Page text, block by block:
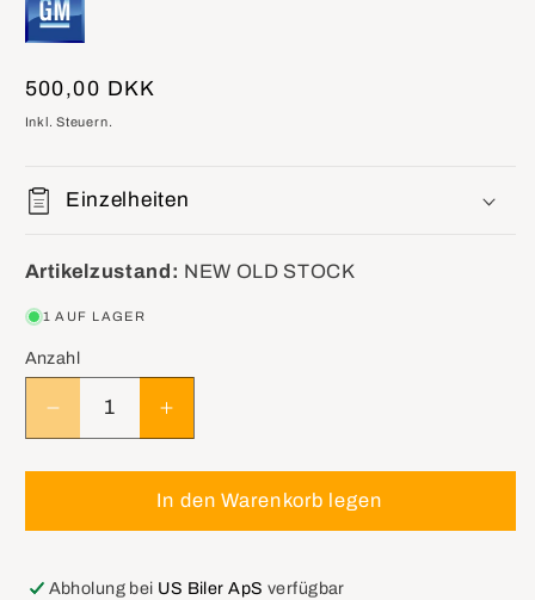
Normaler
Preis
500,00 DKK
Inkl. Steuern.
Einzelheiten
Artikelzustand: NEW OLD STOCK
1 AUF LAGER
Anzahl
Verringere
die
Menge
GM
Lamp,Daytime
Erhöhe
die
Menge
für
GM
Lamp,Daytime
In den Warenkorb legen
Abholung bei US Biler ApS verfügbar